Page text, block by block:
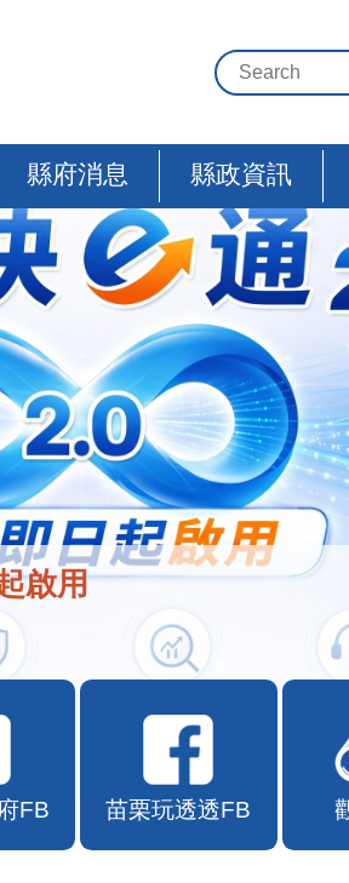
縣府消息 縣政資訊
啟用
FB 苗栗玩透透FB